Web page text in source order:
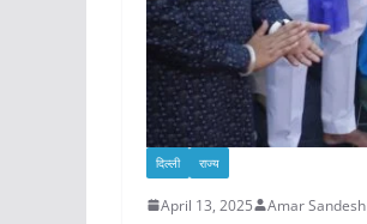
दिल्ली राज्य
April 13, 2025 Amar Sandesh